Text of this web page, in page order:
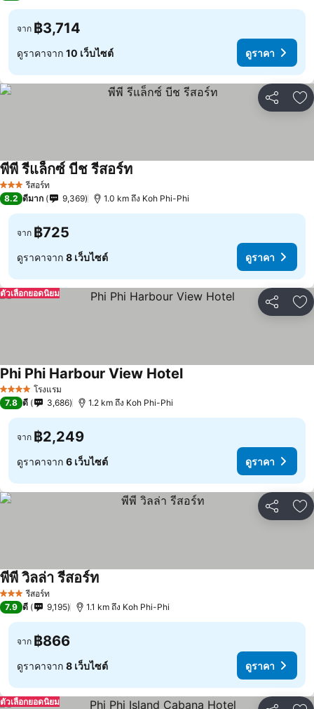
จาก ฿3,714
ดูราคาจาก 10 เว็บไซต์ ดูราคา
แชร์ เ
3 ดาว รีสอร์ท
พีพี รีแล็กซ์ บีช รีสอร์ท
8.2 ดีมาก 9,369 1.0 km ถึง Koh Phi-Phi
จาก ฿725
ดูราคาจาก 8 เว็บไซต์ ดูราคา
แชร์ เ
ตัวเลือกยอดนิยม
4 ดาว โรงแรม
Phi Phi Harbour View Hotel
7.8 ดี 3,686 1.2 km ถึง Koh Phi-Phi
จาก ฿2,249
ดูราคาจาก 6 เว็บไซต์ ดูราคา
แชร์ เ
3 ดาว รีสอร์ท
พีพี วิลล่า รีสอร์ท
7.9 ดี 9,195 1.1 km ถึง Koh Phi-Phi
จาก ฿866
ดูราคาจาก 8 เว็บไซต์ ดูราคา
ตัวเลือกยอดนิยม